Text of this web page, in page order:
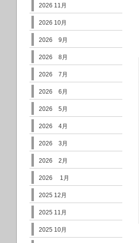
2026 11月
2026 10月
2026 9月
2026 8月
2026 7月
2026 6月
2026 5月
2026 4月
2026 3月
2026 2月
2026 1月
2025 12月
2025 11月
2025 10月